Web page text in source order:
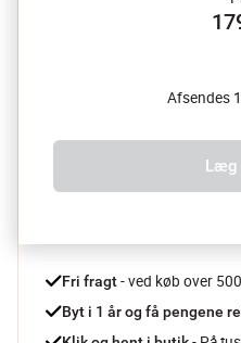
Afsendes
Læg
Fri fragt - ved køb over
Byt i 1 år og få pengene